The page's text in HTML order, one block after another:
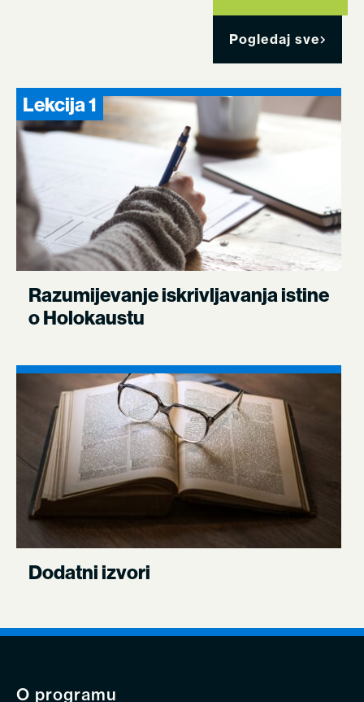
Pogledaj sve
Lekcija 1
Razumijevanje iskrivljavanja istine
o Holokaustu
Dodatni izvori
O programu